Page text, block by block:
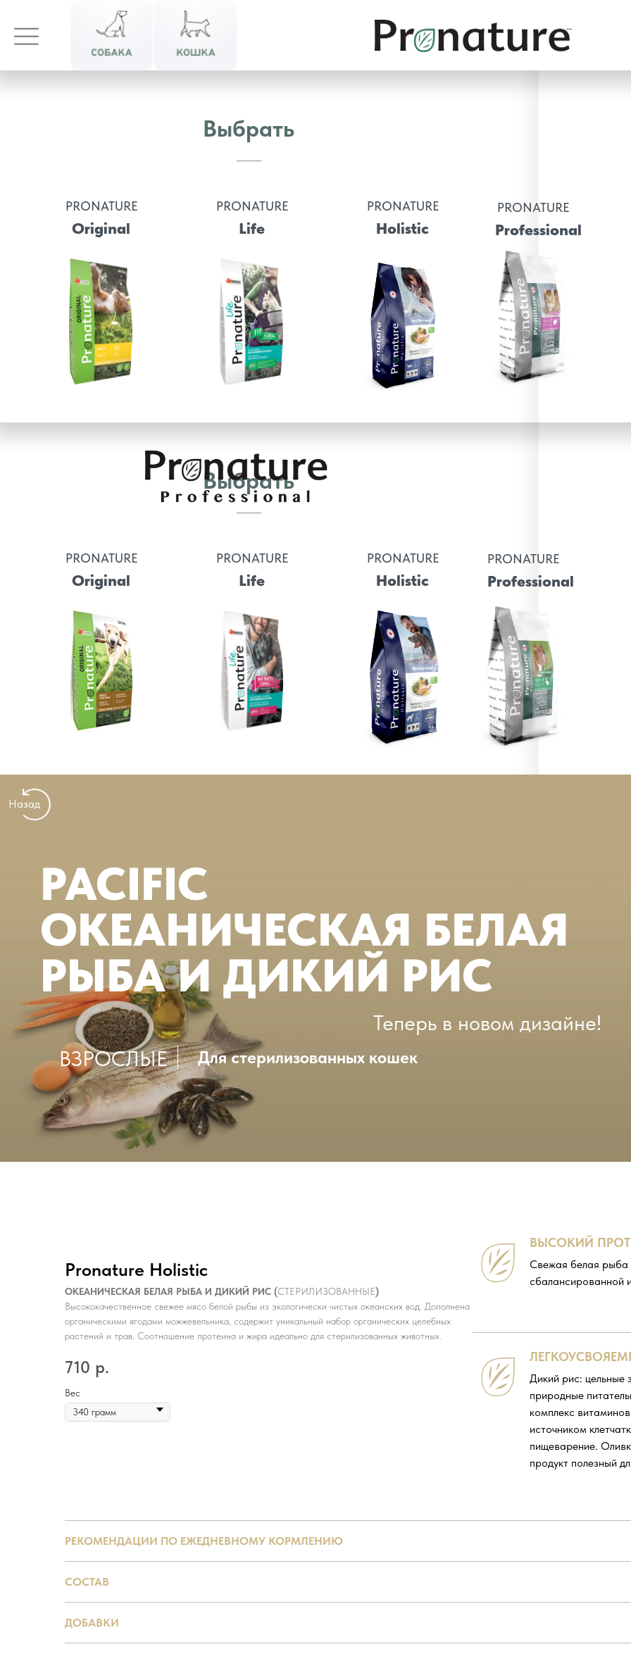
Выбрать
Original
PRONATURE
Life
PRONATURE
Holistic Professional
PRONATURE PRONATURE
Выбрать
Original
PRONATURE
Life
PRONATURE
Holistic Professional
PRONATURE PRONATURE
PACIFIC
ОКЕАНИЧЕСКАЯ БЕЛАЯ
РЫБА И ДИКИЙ РИС
ВЗРОСЛЫЕ Для стерилизованных кошек
Назад
Теперь в новом дизайне!
Pronature Holistic
ОКЕАНИЧЕСКАЯ БЕЛАЯ РЫБА И ДИКИЙ РИС (СТЕРИЛИЗОВАННЫЕ)
Высококачественное свежее мясо белой рыбы из экологически чистых океанских вод. Дополнена
органическими ягодами можжевельника, содержит уникальный набор органических целебных
растений и трав. Соотношение протеина и жира идеально для стерилизованных животных.
710 р.
Вес
ВЫСОКИЙ
Свежая белая рыба
сбалансированной
Дикий рис: цельные
природные
комплекс
источником
пищеварение.
продукт полезный
РЕКОМЕНДАЦИИ ПО ЕЖЕДНЕВНОМУ КОРМЛЕНИЮ
СОСТАВ
ДОБАВКИ